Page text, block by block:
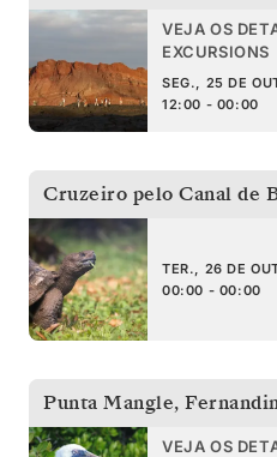
VEJA OS
EXCURSIONS
SEG., 25 DE
12:00 - 00:00
Cruzeiro pelo Canal de
TER., 26 DE
00:00 - 00:00
Punta Mangle,
VEJA OS